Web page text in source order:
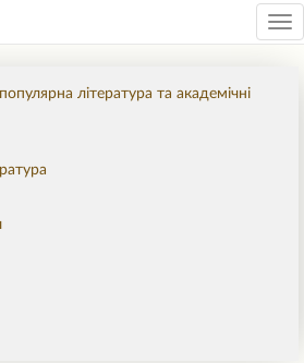
література та академічні